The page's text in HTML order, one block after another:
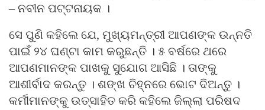
– ନବୀନ ପଟ୍ଟନାୟକ ।
ସେ ପୁଣି କହିଲେ ଯେ, ମୁଖ୍ୟମନ୍ତ୍ରୀ ଆପଣଙ୍କ ଉନ୍ନତି
ପାଇଁ ୨୪ ଘଣ୍ଟା କାମ କରୁଛନ୍ତି । ୫ ବର୍ଷରେ ଥରେ
ଆପଣମାନଙ୍କ ପାଖକୁ ସୁଯୋଗ ଆସିଛି । ତାଙ୍କୁ
ଆଶୀର୍ବାଦ କରନ୍ତୁ । ଶଙ୍ଖ ଚିହ୍ନରେ ଭୋଟ ଦିଅନ୍ତୁ ।
କର୍ମୀମାନଙ୍କୁ ଉତ୍ସାହିତ କରି କହିଲେ ଜିଲ୍ଲା ପରିଷଦ